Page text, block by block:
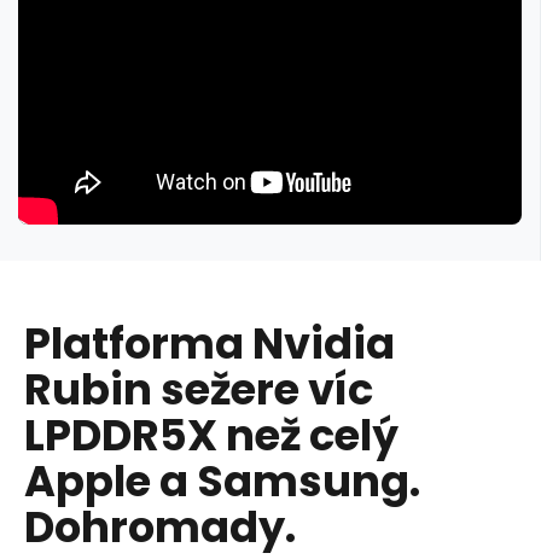
Platforma Nvidia
Rubin sežere víc
LPDDR5X než celý
Apple a Samsung.
Dohromady.